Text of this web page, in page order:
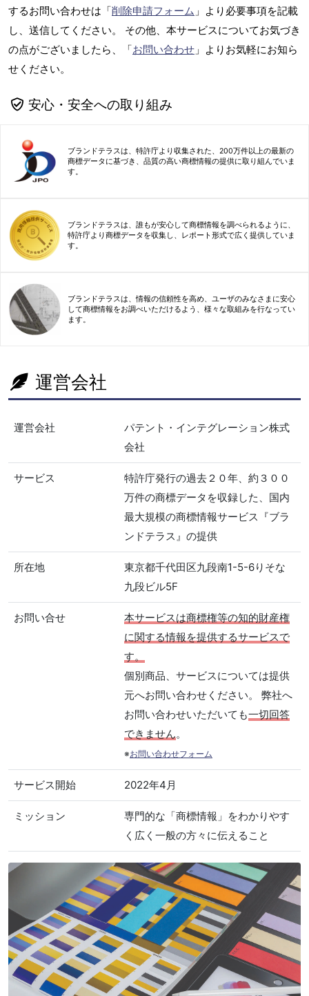
するお問い合わせは「削除申請フォーム 」より必要事項を記載
し、送信してください。 その他、本サービスについてお気づき
の点がございましたら、「お問い合わせ 」よりお気軽にお知ら
せください。
安心・安全への取り組み
ブランドテラスは、特許庁より収集された、200万件以上の最新の
商標データに基づき、品質の高い商標情報の提供に取り組んでいま
す。
ブランドテラスは、誰もが安心して商標情報を調べられるように、
特許庁より商標データを収集し、レポート形式で広く提供していま
す。
ブランドテラスは、情報の信頼性を高め、ユーザのみなさまに安心
して商標情報をお調べいただけるよう、様々な取組みを行なってい
ます。
運営会社
運営会社
パテント・インテグレーション株式
会社
サービス
特許庁発行の過去２０年、約３００
万件の商標データを収録した、国内
最大規模の商標情報サービス『ブラ
ンドテラス』の提供
所在地
東京都千代田区九段南1-5-6りそな
九段ビル5F
お問い合せ
本サービスは商標権等の知的財産権
に関する情報を提供するサービスで
す。
個別商品、サービスについては提供
元へお問い合わせください。 弊社へ
お問い合わせいただいても一切回答
できません。
※お問い合わせフォーム
サービス開始 2022年4月
ミッション
専門的な「商標情報」をわかりやす
く広く一般の方々に伝えること